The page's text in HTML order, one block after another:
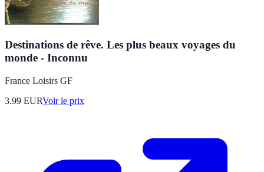
Destinations de rêve. Les plus beaux voyages du
monde - Inconnu
France Loisirs GF
3.99 EURVoir le prix